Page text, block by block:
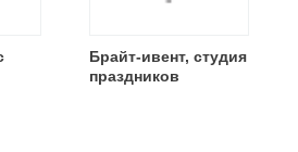
Брайт-ивент, студия
праздников